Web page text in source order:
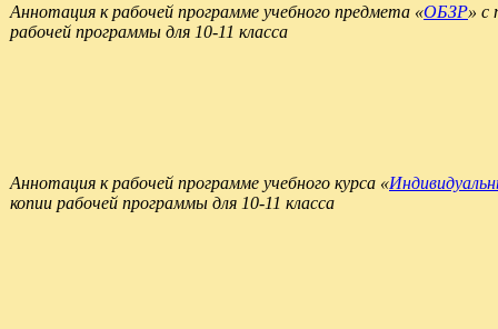
Аннотация к рабочей программе учебного предмета «ОБЗР» с
рабочей программы для 10-11 класса
Аннотация к рабочей программе учебного курса «
копии рабочей программы для 10-11 класса